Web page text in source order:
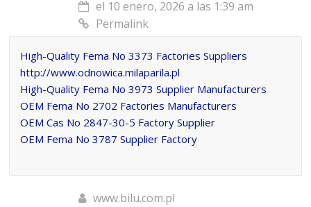
el 10 enero, 2026 a las 1:39 am
Permalink
High-Quality Fema No 3373 Factories Suppliers
http://www.odnowica.milaparila.pl
High-Quality Fema No 3973 Supplier Manufacturers
OEM Fema No 2702 Factories Manufacturers
OEM Cas No 2847-30-5 Factory Supplier
OEM Fema No 3787 Supplier Factory
www.bilu.com.pl